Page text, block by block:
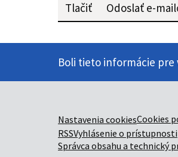
Tlačiť Odoslať e-
Boli tieto informácie pre
Nastavenia cookiesCookies
RSSVyhlásenie o prístupnosti
Správca obsahu a technický